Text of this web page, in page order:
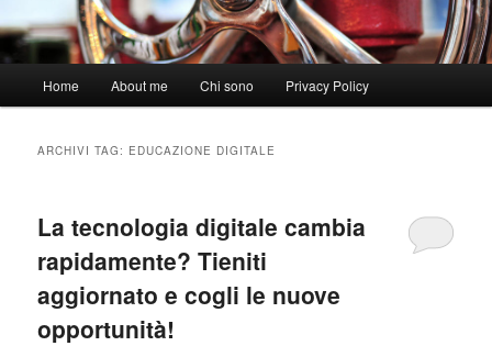
principale
Home About me Chi sono Privacy Policy
ARCHIVI TAG: EDUCAZIONE DIGITALE
La tecnologia digitale cambia
rapidamente? Tieniti
aggiornato e cogli le nuove
opportunità!